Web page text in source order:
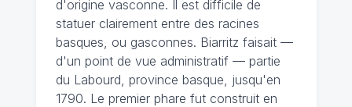
d'origine vasconne. Il est difficile de
statuer clairement entre des racines
basques, ou gasconnes. Biarritz faisait —
d'un point de vue administratif — partie
du Labourd, province basque, jusqu'en
1790. Le premier phare fut construit en